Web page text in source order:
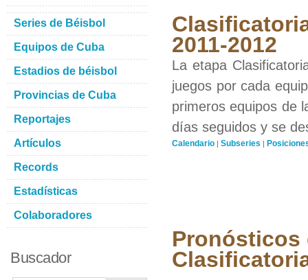
2011-2012
La etapa
juegos por cada
primeros equipos de
días seguidos y se
Calendario | Subseries |
Pronósticos
Series de Béisbol
Equipos de Cuba
Estadios de béisbol
Provincias de Cuba
Reportajes
Artículos
Records
Estadísticas
Colaboradores
Buscador